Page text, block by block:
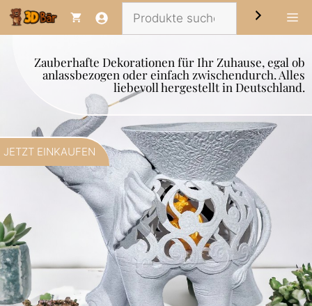
Zum
Inhalt
Zauberhafte Dekorationen für Ihr Zuhause, egal ob
anlassbezogen oder einfach zwischendurch. Alles
liebevoll hergestellt in Deutschland.
JETZT EINKAUFEN